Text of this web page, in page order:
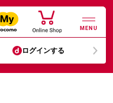
MENU
ログインする